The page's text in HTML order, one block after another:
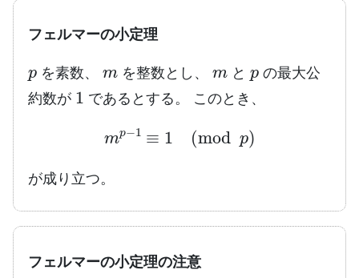
フェルマーの小定理
を素数、 を整数とし、 と
の最大公
約数が
1
であるとする。 このとき、
mp ≡ modp
が成り立つ。
フェルマーの小定理の注意